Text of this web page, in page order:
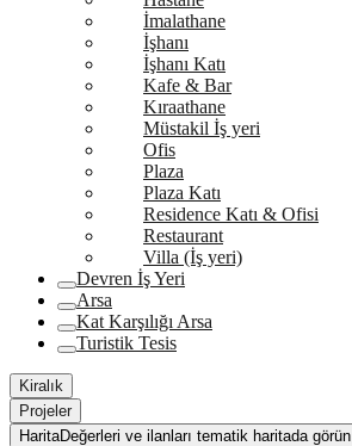
İmalathane
İşhanı
İşhanı Katı
Kafe & Bar
Kıraathane
Müstakil İş yeri
Ofis
Plaza
Plaza Katı
Residence Katı & Ofisi
Restaurant
Villa (İş yeri)
Devren İş Yeri
Arsa
Kat Karşılığı Arsa
Turistik Tesis
Kiralık
Projeler
HaritaDeğerleri ve ilanları tematik haritada görün